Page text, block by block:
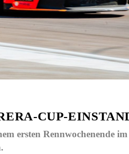
CUP-
ersten Rennwochenende im